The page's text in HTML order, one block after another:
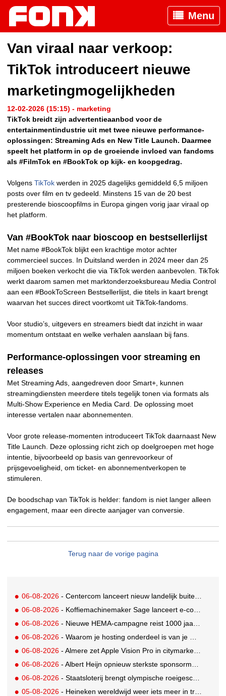
Menu
Van viraal naar verkoop:
TikTok introduceert nieuwe
marketingmogelijkheden
12-02-2026 (15:15) - marketing
TikTok breidt zijn advertentieaanbod voor de
entertainmentindustrie uit met twee nieuwe performance-
oplossingen: Streaming Ads en New Title Launch. Daarmee
speelt het platform in op de groeiende invloed van fandoms
als #FilmTok en #BookTok op kijk- en koopgedrag.
Volgens TikTok werden in 2025 dagelijks gemiddeld 6,5 miljoen
posts over film en tv gedeeld. Minstens 15 van de 20 best
presterende bioscoopfilms in Europa gingen vorig jaar viraal op
het platform.
Van #BookTok naar bioscoop en bestsellerlijst
Met name #BookTok blijkt een krachtige motor achter
commercieel succes. In Duitsland werden in 2024 meer dan 25
miljoen boeken verkocht die via TikTok werden aanbevolen. TikTok
werkt daarom samen met marktonderzoeksbureau Media Control
aan een #BookToScreen Bestsellerlijst, die titels in kaart brengt
waarvan het succes direct voortkomt uit TikTok-fandoms.
Voor studio’s, uitgevers en streamers biedt dat inzicht in waar
momentum ontstaat en welke verhalen aanslaan bij fans.
Performance-oplossingen voor streaming en
releases
Met Streaming Ads, aangedreven door Smart+, kunnen
streamingdiensten meerdere titels tegelijk tonen via formats als
Multi-Show Experience en Media Card. De oplossing moet
interesse vertalen naar abonnementen.
Voor grote release-momenten introduceert TikTok daarnaast New
Title Launch. Deze oplossing richt zich op doelgroepen met hoge
intentie, bijvoorbeeld op basis van genrevoorkeur of
prijsgevoeligheid, om ticket- en abonnementverkopen te
stimuleren.
De boodschap van TikTok is helder: fandom is niet langer alleen
engagement, maar een directe aanjager van conversie.
Terug naar de vorige pagina
06-08-2026 - Centercom lanceert nieuw landelijk buitereclamenetwerk: City Cubes
06-08-2026 - Koffiemachinemaker Sage lanceert e-commerceplatform voor koffieliefhebbers
06-08-2026 - Nieuwe HEMA-campagne reist 1000 jaar terug in de tijd naar 'Hemastein'
06-08-2026 - Waarom je hosting onderdeel is van je merkstrategie
06-08-2026 - Almere zet Apple Vision Pro in citymarketing
06-08-2026 - Albert Heijn opnieuw sterkste sponsormerk, PostNL daalt
06-08-2026 - Staatsloterij brengt olympische roeigeschiedenis tot leven voor WK Roeien
05-08-2026 - Heineken wereldwijd weer iets meer in trek